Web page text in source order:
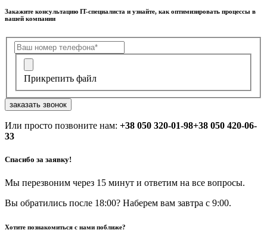
Закажите консультацию IT-специалиста и узнайте, как оптимизировать процессы в
вашей компании
Прикрепить файл
заказать звонок
Или просто позвоните нам: +38 050 320-01-98+38 050 420-06-
33
Спасибо за заявку!
Мы перезвоним через 15 минут и ответим на все вопросы.
Вы обратились после 18:00? Наберем вам завтра с 9:00.
Хотите познакомиться с нами поближе?